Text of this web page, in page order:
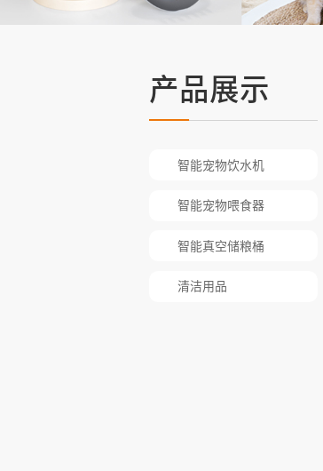
产品展示
智能宠物饮水机
智能宠物喂食器
智能真空储粮桶
清洁用品